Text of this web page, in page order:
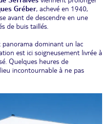
Gréber, achevé en 1940,
avant de descendre en une
de buis taillés.
dominant un lac
est ici soigneusement livrée à
Quelques heures de
incontournable à ne pas